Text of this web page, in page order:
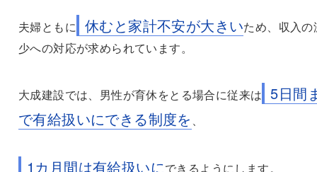
夫婦ともに 休むと家計不安が大きいため、収入の
少への対応が求められています。
大成建設では、男性が育休をとる場合に従来は 5日間
で有給扱いにできる制度を
1カ月間は有給扱いにできるようにします。